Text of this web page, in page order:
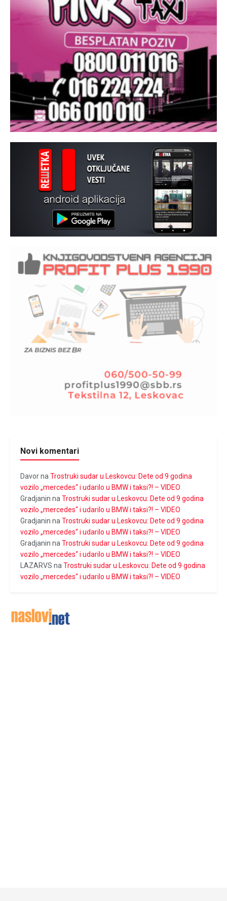
Novi komentari
Davorna Trostruki sudar u Leskovcu: Dete od 9 godina
vozilo „mercedes“ i udarilo u BMW i taksi?! – VIDEO
Gradjanin na Trostruki sudar u Leskovcu: Dete od 9 godina
vozilo „mercedes“ i udarilo u BMW i taksi?! – VIDEO
Gradjanin na Trostruki sudar u Leskovcu: Dete od 9 godina
vozilo „mercedes“ i udarilo u BMW i taksi?! – VIDEO
Gradjanin na Trostruki sudar u Leskovcu: Dete od 9 godina
vozilo „mercedes“ i udarilo u BMW i taksi?! – VIDEO
LAZARVS na Trostruki sudar u Leskovcu: Dete od 9 godina
vozilo „mercedes“ i udarilo u BMW i taksi?! – VIDEO